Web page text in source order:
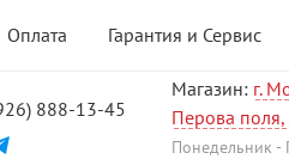
Оплата Гарантия и Сервис
888-13-45
Магазин: г.
Перова поля,
Понедельник -